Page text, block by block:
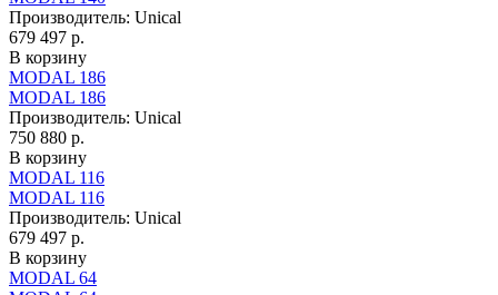
Производитель: Unical
679 497 р.
В корзину
MODAL 186
MODAL 186
Производитель: Unical
750 880 р.
В корзину
MODAL 116
MODAL 116
Производитель: Unical
679 497 р.
В корзину
MODAL 64